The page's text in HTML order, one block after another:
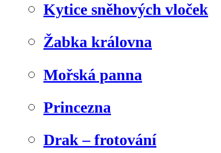
Kytice sněhových vloček
Žabka královna
Mořská panna
Princezna
Drak – frotování